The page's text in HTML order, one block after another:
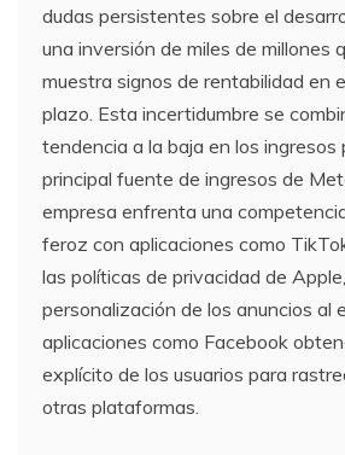
dudas persistentes sobre el
una inversión de miles de millones
muestra signos de rentabilidad en
plazo. Esta incertidumbre se
tendencia a la baja en los ingresos
principal fuente de ingresos de
empresa enfrenta una
feroz con aplicaciones como
las políticas de privacidad de
personalización de los anuncios al
aplicaciones como Facebook
explícito de los usuarios para
otras plataformas.